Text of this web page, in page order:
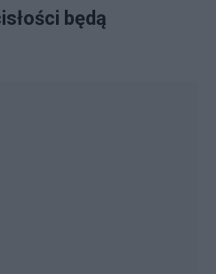
będą